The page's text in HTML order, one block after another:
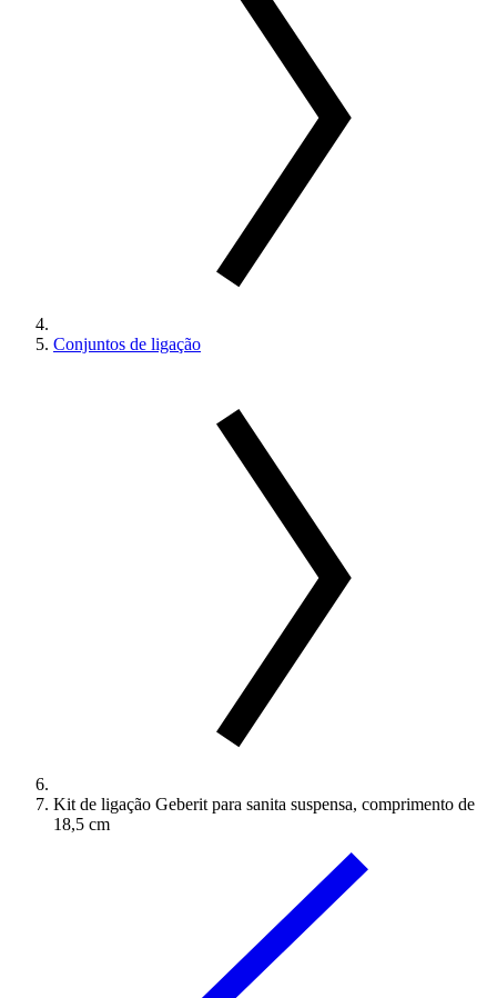
Conjuntos de ligação
Kit de ligação Geberit para sanita suspensa, comprimento de
18,5 cm